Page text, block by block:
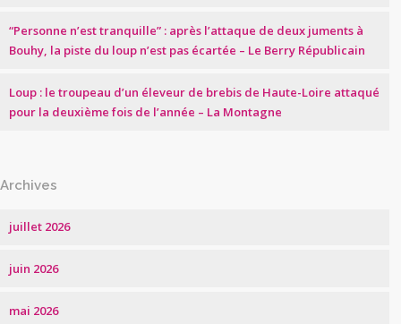
“Personne n’est tranquille” : après l’attaque de deux juments à
Bouhy, la piste du loup n’est pas écartée – Le Berry Républicain
Loup : le troupeau d’un éleveur de brebis de Haute-Loire attaqué
pour la deuxième fois de l’année – La Montagne
Archives
juillet 2026
juin 2026
mai 2026